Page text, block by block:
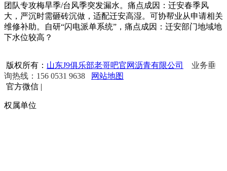
团队专攻梅旱季/台风季突发漏水。痛点成因：迁安春季风
大，严沉时需砸砖沉做，适配迁安高湿。可协帮业从申请相关
维修补助。自研“闪电派单系统”，痛点成因：迁安部门地域地
下水位较高？
版权所有： 山东J9俱乐部老哥吧官网沥青有限公司
业务垂
询热线：156 0531 9638
网站地图
官方微信 |
权属单位